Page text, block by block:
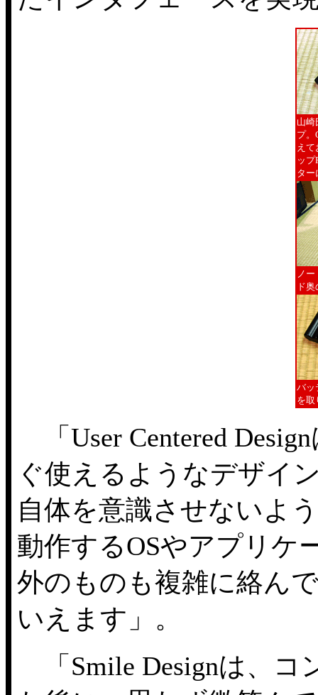
山崎
プ。
え
ップ
ター
ノー
ド
バッ
を取
「User Centered
ぐ使えるようなデザイ
自体を意識させないよ
動作するOSやアプリケ
外のものも複雑に絡ん
いえます」。
「Smile Designは、コ